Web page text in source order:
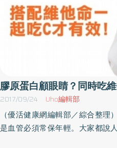
膠原蛋白顧眼睛？同時吃
2017/09/24 Uho編輯部
（優活健康網編輯部／綜合整
是血管必須常保年輕。大家都說